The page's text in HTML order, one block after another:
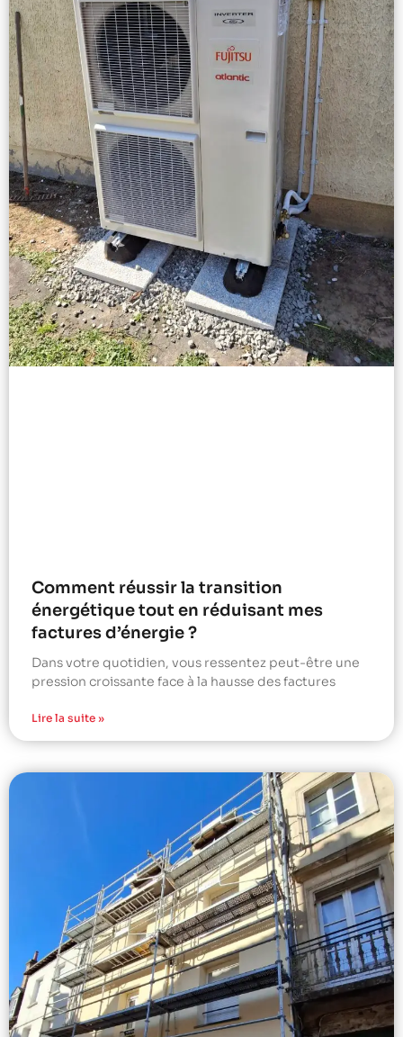
Comment réussir la transition
énergétique tout en réduisant mes
factures d’énergie ?
Dans votre quotidien, vous ressentez peut-être une
pression croissante face à la hausse des factures
Lire la suite »